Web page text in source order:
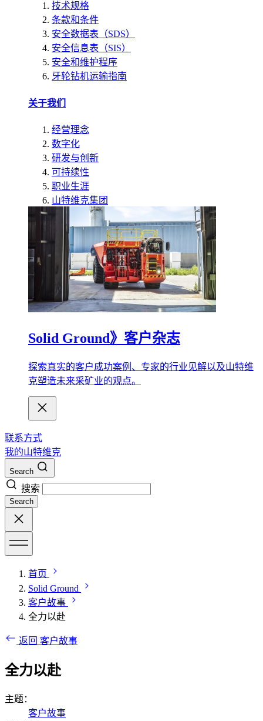
技术规格
条款和条件
安全数据表（SDS）
安全信息表（SIS）
安全和维护程序
牙轮钻机运输指南
关于我们
经营理念
数字化
研发与创新
可持续性
职业生涯
山特维克集团
Solid Ground》客户杂志
探索真实的客户成功案例、专家的行业见解以及山特维
克塑造未来采矿业的观点。
联系方式
我的山特维克
Search
搜索
Search
首页
Solid Ground
客户故事
全力以赴
返回 客户故事
全力以赴
主题：
客户故事